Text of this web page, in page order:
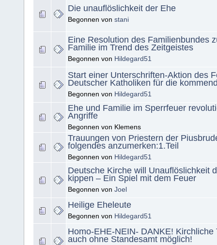
Die unauflöslichkeit der Ehe
Begonnen von stani
Eine Resolution des Familienbundes
Familie im Trend des Zeitgeistes
Begonnen von Hildegard51
Start einer Unterschriften-Aktion des
Deutscher Katholiken für die
Begonnen von Hildegard51
Ehe und Familie im Sperrfeuer
Angriffe
Begonnen von Klemens
Trauungen von Priestern der
folgendes anzumerken:1.Teil
Begonnen von Hildegard51
Deutsche Kirche will Unauflöslichkeit
kippen – Ein Spiel mit dem Feuer
Begonnen von Joel
Heilige Eheleute
Begonnen von Hildegard51
Homo-EHE-NEIN- DANKE! Kirchliche
auch ohne Standesamt möglich!